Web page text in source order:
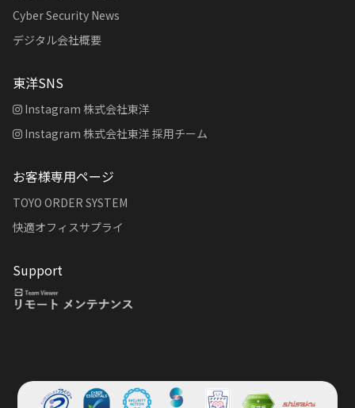
Cyber Security News
デジタル会社概要
東洋SNS
Instagram 株式会社東洋
Instagram 株式会社東洋 採用チーム
お客様専用ページ
TOYO ORDER SYSTEM
快適オフィスサプライ
Support